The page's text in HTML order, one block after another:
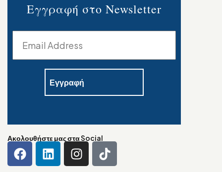
Εγγραφή στο Newsletter
Ακολουθήστε μας στα Social